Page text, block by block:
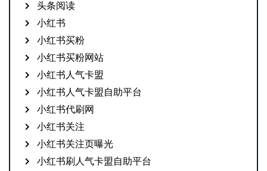
头条阅读
小红书
小红书买粉
小红书买粉网站
小红书人气卡盟
小红书人气卡盟自助平台
小红书代刷网
小红书关注
小红书关注页曝光
小红书刷人气卡盟自助平台